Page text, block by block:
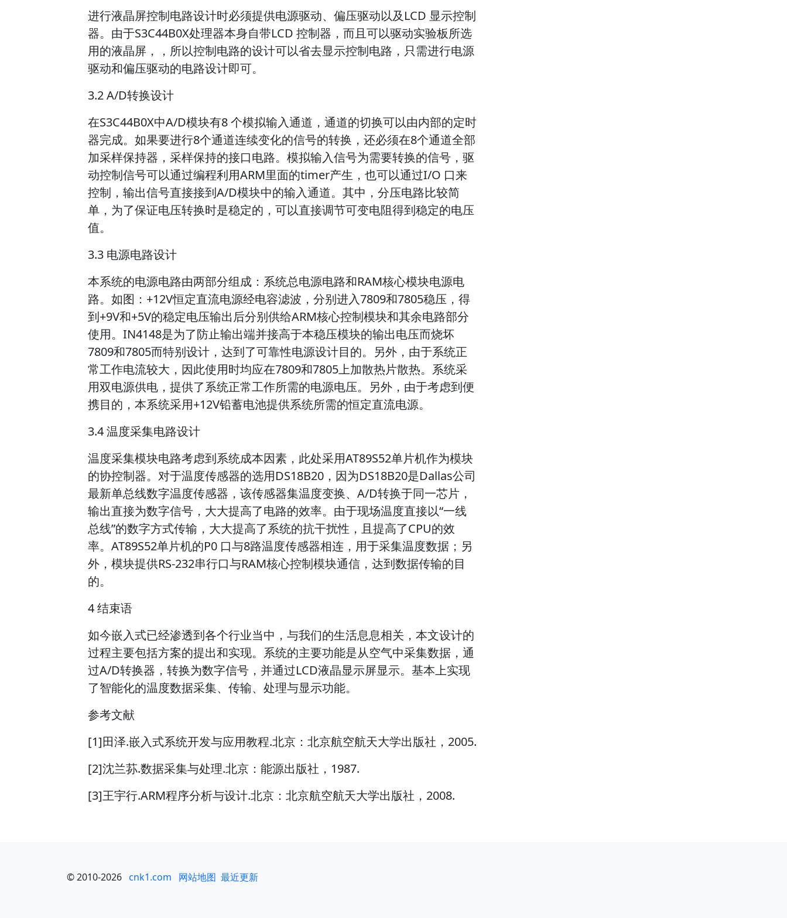
进行液晶屏控制电路设计时必须提供电源驱动、偏压驱动以及LCD 显示控制
器。由于S3C44B0X处理器本身自带LCD 控制器，而且可以驱动实验板所选
用的液晶屏，，所以控制电路的设计可以省去显示控制电路，只需进行电源
驱动和偏压驱动的电路设计即可。
3.2 A/D转换设计
在S3C44B0X中A/D模块有8 个模拟输入通道，通道的切换可以由内部的定时
器完成。如果要进行8个通道连续变化的信号的转换，还必须在8个通道全部
加采样保持器，采样保持的接口电路。模拟输入信号为需要转换的信号，驱
动控制信号可以通过编程利用ARM里面的timer产生，也可以通过I/O 口来
控制，输出信号直接接到A/D模块中的输入通道。其中，分压电路比较简
单，为了保证电压转换时是稳定的，可以直接调节可变电阻得到稳定的电压
值。
3.3 电源电路设计
本系统的电源电路由两部分组成：系统总电源电路和RAM核心模块电源电
路。如图：+12V恒定直流电源经电容滤波，分别进入7809和7805稳压，得
到+9V和+5V的稳定电压输出后分别供给ARM核心控制模块和其余电路部分
使用。IN4148是为了防止输出端并接高于本稳压模块的输出电压而烧坏
7809和7805而特别设计，达到了可靠性电源设计目的。另外，由于系统正
常工作电流较大，因此使用时均应在7809和7805上加散热片散热。系统采
用双电源供电，提供了系统正常工作所需的电源电压。另外，由于考虑到便
携目的，本系统采用+12V铅蓄电池提供系统所需的恒定直流电源。
3.4 温度采集电路设计
温度采集模块电路考虑到系统成本因素，此处采用AT89S52单片机作为模块
的协控制器。对于温度传感器的选用DS18B20，因为DS18B20是Dallas公司
最新单总线数字温度传感器，该传感器集温度变换、A/D转换于同一芯片，
输出直接为数字信号，大大提高了电路的效率。由于现场温度直接以“一线
总线”的数字方式传输，大大提高了系统的抗干扰性，且提高了CPU的效
率。AT89S52单片机的P0 口与8路温度传感器相连，用于采集温度数据；另
外，模块提供RS-232串行口与RAM核心控制模块通信，达到数据传输的目
的。
4 结束语
如今嵌入式已经渗透到各个行业当中，与我们的生活息息相关，本文设计的
过程主要包括方案的提出和实现。系统的主要功能是从空气中采集数据，通
过A/D转换器，转换为数字信号，并通过LCD液晶显示屏显示。基本上实现
了智能化的温度数据采集、传输、处理与显示功能。
参考文献
[1]田泽.嵌入式系统开发与应用教程.北京：北京航空航天大学出版社，2005.
[2]沈兰荪.数据采集与处理.北京：能源出版社，1987.
[3]王宇行.ARM程序分析与设计.北京：北京航空航天大学出版社，2008.
© 2010-2026 cnk1.com 网站地图 最近更新